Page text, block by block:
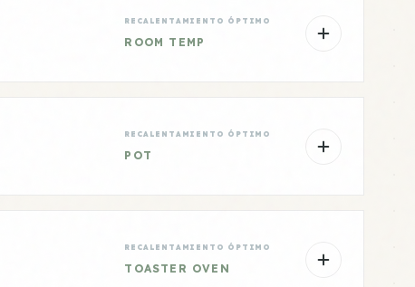
RECALENTAMIENTO ÓPTIMO
ROOM TEMP
RECALENTAMIENTO ÓPTIMO
POT
RECALENTAMIENTO ÓPTIMO
TOASTER OVEN